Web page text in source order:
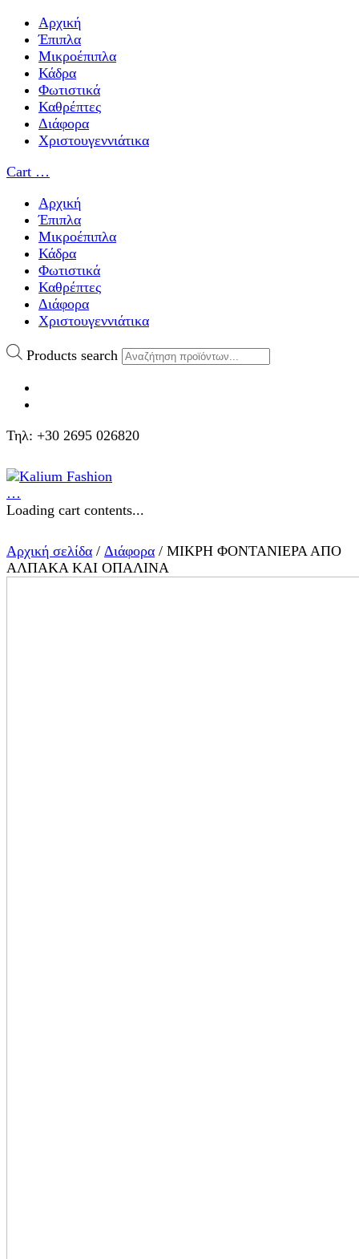
Αρχική
Έπιπλα
Μικροέπιπλα
Κάδρα
Φωτιστικά
Καθρέπτες
Διάφορα
Χριστουγεννιάτικα
Cart …
Αρχική
Έπιπλα
Μικροέπιπλα
Κάδρα
Φωτιστικά
Καθρέπτες
Διάφορα
Χριστουγεννιάτικα
Products search
Τηλ: +30 2695 026820
…
Loading cart contents...
Αρχική σελίδα / Διάφορα / ΜΙΚΡΗ ΦΟΝΤΑΝΙΕΡΑ ΑΠΟ
ΑΛΠΑΚΑ ΚΑΙ ΟΠΑΛΙΝΑ